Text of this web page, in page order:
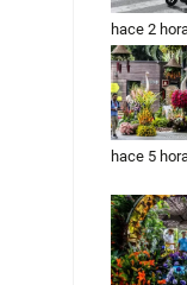
hace 2
hace 5